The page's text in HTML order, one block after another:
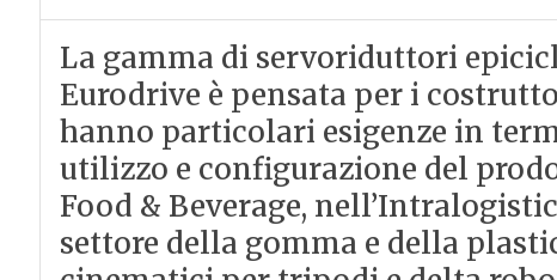
La gamma di servoriduttori
Eurodrive è pensata per i
hanno particolari esigenze in
utilizzo e configurazione del
Food & Beverage,
settore della gomma e della